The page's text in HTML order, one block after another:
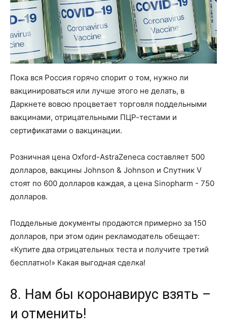
Пока вся Россия горячо спорит о том, нужно ли
вакцинироваться или лучше этого не делать, в
Даркнете вовсю процветает торговля поддельными
вакцинами, отрицательными ПЦР-тестами и
сертификатами о вакцинации.
Розничная цена Oxford-AstraZeneca составляет 500
долларов, вакцины Johnson & Johnson и Спутник V
стоят по 600 долларов каждая, а цена Sinopharm - 750
долларов.
Поддельные документы продаются примерно за 150
долларов, при этом один рекламодатель обещает:
«Купите два отрицательных теста и получите третий
бесплатно!» Какая выгодная сделка!
8. Нам бы коронавирус взять –
и отменить!